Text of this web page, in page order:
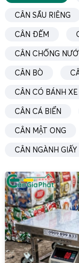
CÂN SẦU RIÊNG
CÂN ĐẾM
CÂN CHỐNG
CÂN BÒ
CÂN CÓ BÁNH XE
CÂN CÁ BIỂN
CÂN MẬT ONG
CÂN NGÀNH GIẤY